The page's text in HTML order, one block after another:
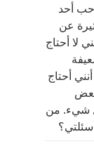
سنة) وأحب أحد
عن
لا أحتاج
أحتاج
شيء. من